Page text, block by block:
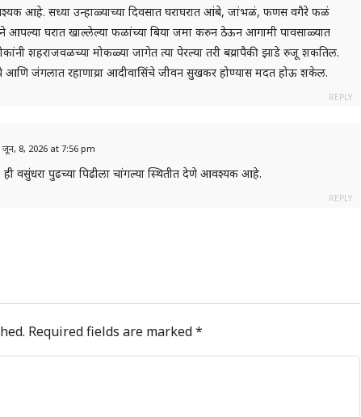
आहे. सध्या उन्हाळ्याच्या दिवसात घराघरात आंबे, जांभळं, फणस वगैरे फळं
आपल्या घरात खाल्लेल्या फळांच्या बिया जमा करुन ठेऊन आगामी पावसाळ्यात
शहराजवळच्या मोकळ्या जागेत त्या पेरल्या तरी बय्रापैकी झाडे रुजू शकतिल.
आणि जंगलात रहाणाय्रा आदीवासिंचे जीवन सुखकर होण्यास मदत होऊ शकेल.
REPLY
जून, 8, 2026 at 7:56 pm
वसुंधरा पुढच्या पिढीला चांगल्या स्थितीत देणे आवश्यक आहे.
REPLY
Required fields are marked*